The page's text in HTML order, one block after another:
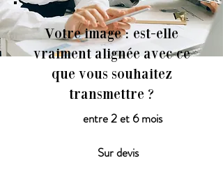
Votre image : est-elle
vraiment alignée avec ce
que vous souhaitez
transmettre ?
entre 2 et 6 mois
Sur devis